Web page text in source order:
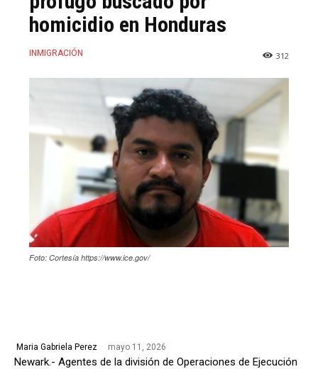
homicidio en Honduras
INMIGRACIÓN 312
Foto: Cortesía https://www.ice.gov/
Maria Gabriela Perez mayo 11, 2026
Newark.- Agentes de la división de Operaciones de Ejecución